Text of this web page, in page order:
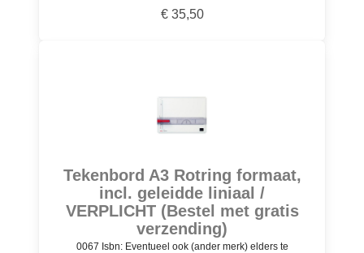
€ 35,50
Tekenbord A3 Rotring formaat,
incl. geleidde liniaal /
VERPLICHT (Bestel met gratis
verzending)
0067 Isbn: Eventueel ook (ander merk) elders te